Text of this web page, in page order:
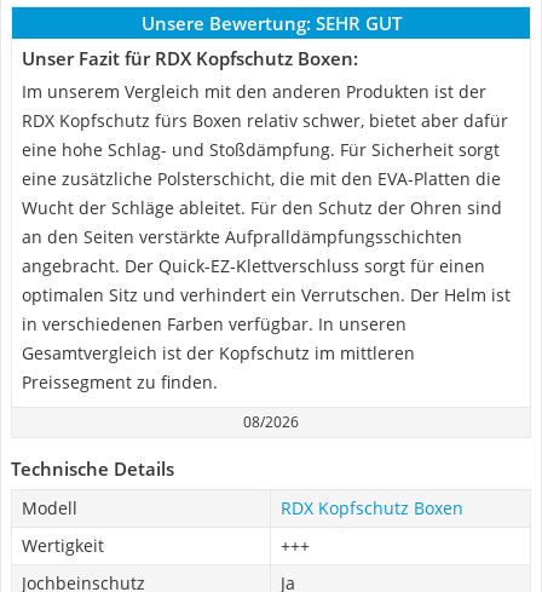
Unsere Bewertung: SEHR GUT
Unser Fazit für RDX Kopfschutz Boxen:
Im unserem Vergleich mit den anderen Produkten ist der
RDX Kopfschutz fürs Boxen relativ schwer, bietet aber dafür
eine hohe Schlag- und Stoßdämpfung. Für Sicherheit sorgt
eine zusätzliche Polsterschicht, die mit den EVA-Platten die
Wucht der Schläge ableitet. Für den Schutz der Ohren sind
an den Seiten verstärkte Aufpralldämpfungsschichten
angebracht. Der Quick-EZ-Klettverschluss sorgt für einen
optimalen Sitz und verhindert ein Verrutschen. Der Helm ist
in verschiedenen Farben verfügbar. In unseren
Gesamtvergleich ist der Kopfschutz im mittleren
Preissegment zu finden.
08/2026
Technische Details
Modell
RDX Kopfschutz Boxen
Wertigkeit
+++
Jochbeinschutz
Ja